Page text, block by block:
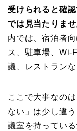
受けられると確
では見当たりま
内では、宿泊者
ス、駐車場、Wi-
議、レストラン
ここで大事なの
ない」は少し違
議室を持ってい